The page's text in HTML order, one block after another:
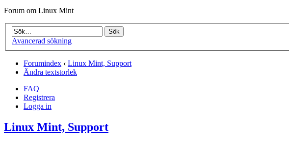
Forum om Linux Mint
Avancerad sökning
Forumindex ‹ Linux Mint, Support
Ändra textstorlek
FAQ
Registrera
Logga in
Linux Mint, Support